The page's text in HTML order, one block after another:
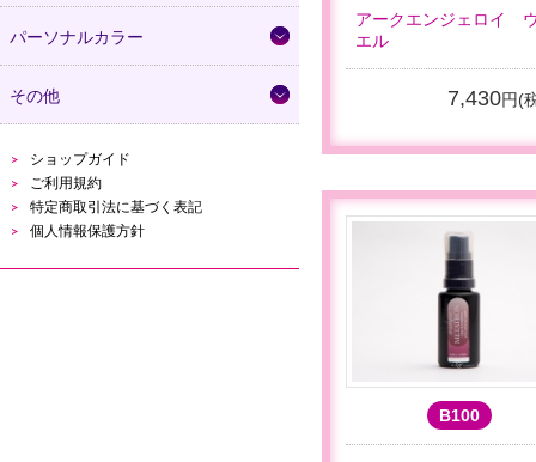
パーソナルカラー
その他
ショップガイド
ご利用規約
特定商取引法に基づく表記
個人情報保護方針
アークエンジェロイ
エル
7,430円(
B100